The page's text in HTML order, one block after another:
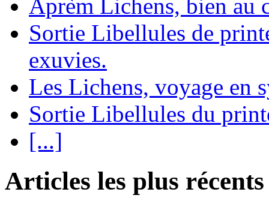
Aprèm Lichens, bien au
Sortie Libellules de
exuvies.
Les Lichens, voyage en
Sortie Libellules du
[...]
Articles les plus récents